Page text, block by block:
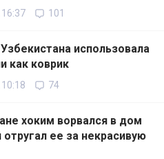
101
использовала
как коврик
74
хоким ворвался в дом
ее за некрасивую